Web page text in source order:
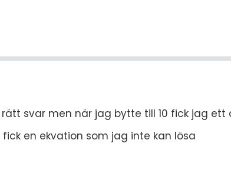
svar men när jag bytte till 10 fick jag ett
en ekvation som jag inte kan lösa